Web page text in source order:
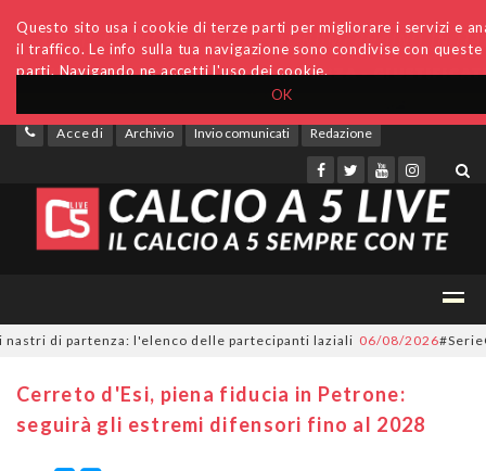
OK
Questo sito usa i cookie di terze parti per migliorare i servizi e
il traffico. Le info sulla tua navigazione sono condivise con
parti. Navigando ne accetti l'uso dei cookie.
Accedi Archivio Invio comunicati Redazione
di partenza: l'elenco delle partecipanti laziali 06/08/2026
Cerreto d'Esi, piena fiducia in Petrone:
seguirà gli estremi difensori fino al 2028